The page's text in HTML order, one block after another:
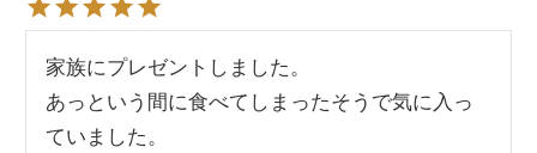
家族にプレゼントしました。
あっという間に食べてしまったそうで気に入っ
ていました。